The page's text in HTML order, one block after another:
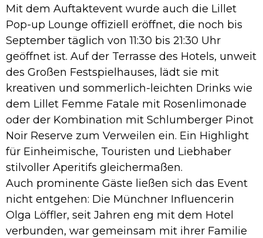
Mit dem Auftaktevent wurde auch die Lillet
Pop-up Lounge offiziell eröffnet, die noch bis
September täglich von 11:30 bis 21:30 Uhr
geöffnet ist. Auf der Terrasse des Hotels, unweit
des Großen Festspielhauses, lädt sie mit
kreativen und sommerlich-leichten Drinks wie
dem Lillet Femme Fatale mit Rosenlimonade
oder der Kombination mit Schlumberger Pinot
Noir Reserve zum Verweilen ein. Ein Highlight
für Einheimische, Touristen und Liebhaber
stilvoller Aperitifs gleichermaßen.
Auch prominente Gäste ließen sich das Event
nicht entgehen: Die Münchner Influencerin
Olga Löffler, seit Jahren eng mit dem Hotel
verbunden, war gemeinsam mit ihrer Familie